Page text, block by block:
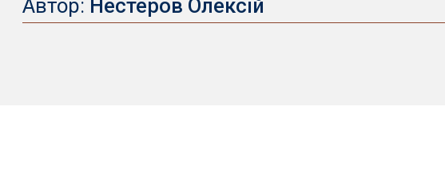
Автор: Нестеров Олексій